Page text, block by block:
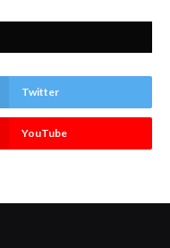
Twitter
YouTube